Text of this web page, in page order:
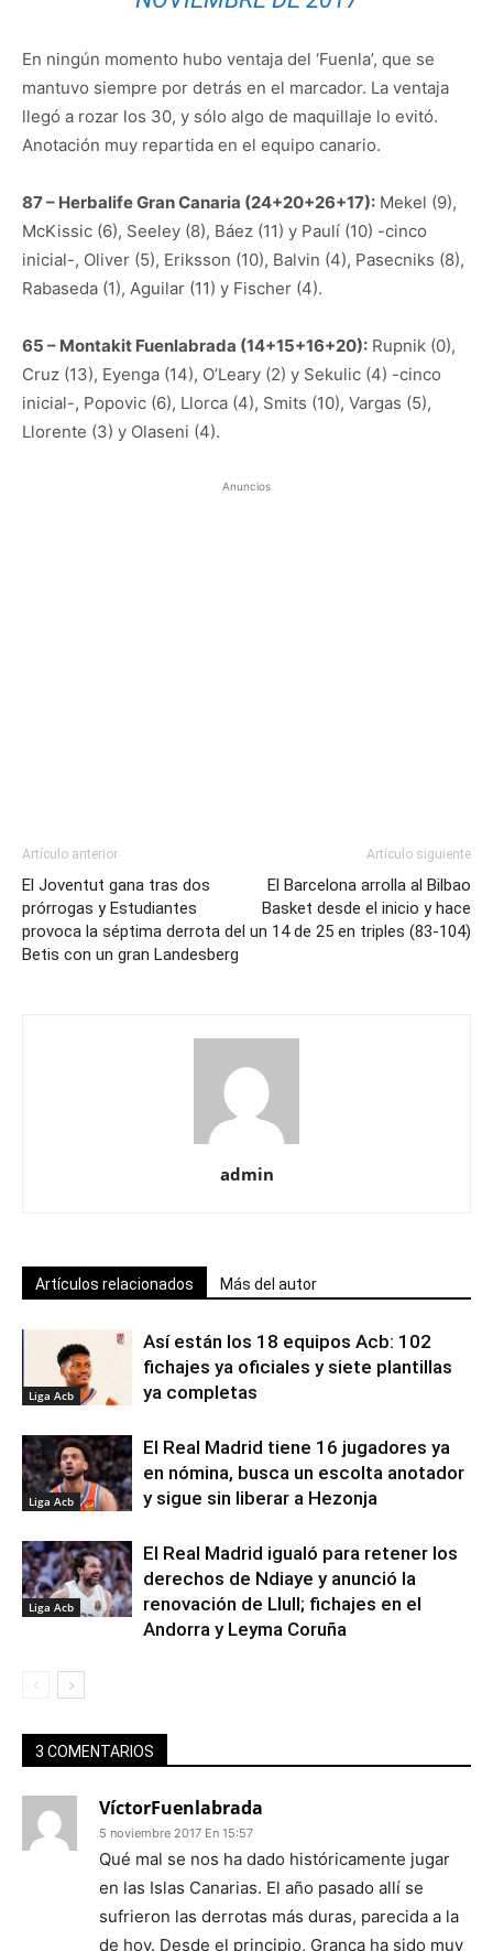
En ningún momento hubo ventaja del ‘Fuenla’, que se
mantuvo siempre por detrás en el marcador. La ventaja
llegó a rozar los 30, y sólo algo de maquillaje lo evitó.
Anotación muy repartida en el equipo canario.
87 – Herbalife Gran Canaria (24+20+26+17): Mekel (9),
McKissic (6), Seeley (8), Báez (11) y Paulí (10) -cinco
inicial-, Oliver (5), Eriksson (10), Balvin (4), Pasecniks (8),
Rabaseda (1), Aguilar (11) y Fischer (4).
65 – Montakit Fuenlabrada (14+15+16+20): Rupnik (0),
Cruz (13), Eyenga (14), O’Leary (2) y Sekulic (4) -cinco
inicial-, Popovic (6), Llorca (4), Smits (10), Vargas (5),
Llorente (3) y Olaseni (4).
Anuncios
Artículo anterior
El Joventut gana tras dos
prórrogas y Estudiantes
provoca la séptima derrota del
Betis con un gran Landesberg
Artículo siguiente
El Barcelona arrolla al Bilbao
Basket desde el inicio y hace
un 14 de 25 en triples (83-104)
admin
Artículos relacionados Más del autor
Liga Acb
Así están los 18 equipos Acb: 102
fichajes ya oficiales y siete plantillas
ya completas
Liga Acb
El Real Madrid tiene 16 jugadores ya
en nómina, busca un escolta anotador
y sigue sin liberar a Hezonja
Liga Acb
El Real Madrid igualó para retener los
derechos de Ndiaye y anunció la
renovación de Llull; fichajes en el
Andorra y Leyma Coruña
3 COMENTARIOS
VíctorFuenlabrada
5 noviembre 2017 En 15:57
Qué mal se nos ha dado históricamente jugar
en las Islas Canarias. El año pasado allí se
sufrieron las derrotas más duras, parecida a la
de hoy. Desde el principio, Granca ha sido muy